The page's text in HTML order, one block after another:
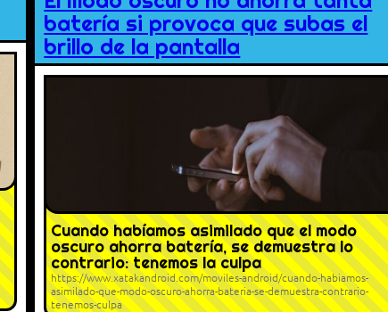
batería si provoca que subas el
brillo de la pantalla
Cuando habíamos asimilado que el modo
oscuro ahorra batería, se demuestra lo
contrario: tenemos la culpa
https://www.xatakandroid.com/moviles-android/cuando-habiamos-
asimilado-que-modo-oscuro-ahorra-bateria-se-demuestra-contrario-
tenemos-culpa